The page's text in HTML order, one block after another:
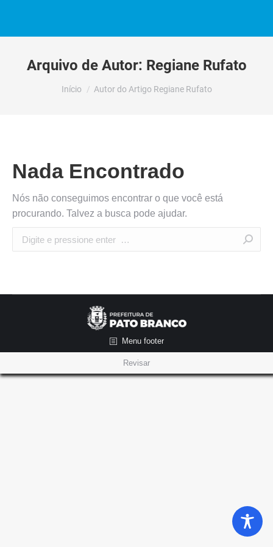
Arquivo de Autor: Regiane Rufato
Você está aqui:
Início Autor do Artigo Regiane Rufato
Nada Encontrado
Nós não conseguimos encontrar o que você está
procurando. Talvez a busca pode ajudar.
Search:
Menu footer
Revisar